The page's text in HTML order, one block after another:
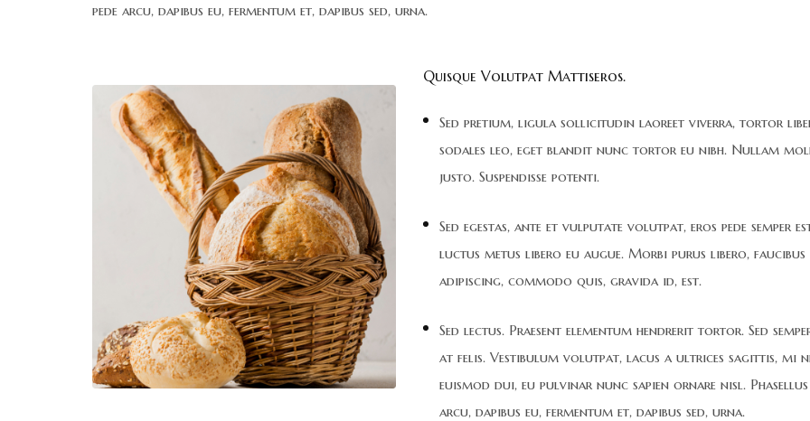
pede arcu, dapibus eu, fermentum et, dapibus sed, urna.
Quisque Volutpat Mattiseros.
Sed pretium, ligula sollicitudin laoreet viverra, tortor
sodales leo, eget blandit nunc tortor eu nibh. Nullam
justo. Suspendisse potenti.
Sed egestas, ante et vulputate volutpat, eros pede semper
luctus metus libero eu augue. Morbi purus libero, faucibus
adipiscing, commodo quis, gravida id, est.
Sed lectus. Praesent elementum hendrerit tortor. Sed
at felis. Vestibulum volutpat, lacus a ultrices sagittis, mi
euismod dui, eu pulvinar nunc sapien ornare nisl. Phasellus
arcu, dapibus eu, fermentum et, dapibus sed, urna.